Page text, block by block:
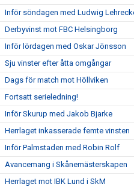
Inför söndagen med Ludwig
Derbyvinst mot FBC Helsingborg
Inför lördagen med Oskar Jönsson
Sju vinster efter åtta omgångar
Dags för match mot Höllviken
Fortsatt serieledning!
Inför Skurup med Jakob Bjarke
Herrlaget inkasserade femte vinsten
Inför Palmstaden med Robin Rolf
Avancemang i Skånemästerskapen
Herrlaget mot IBK Lund i SkM